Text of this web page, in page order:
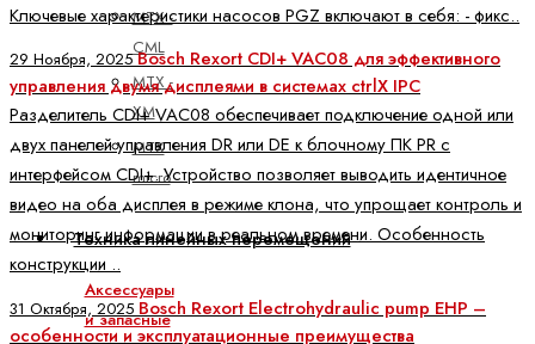
MTX -
CML
MTX -
XM
MTX
micro
Техника линейных перемещений
Аксессуары
и запасные
Ключевые характеристики насосов PGZ включают в себя: - фикс..
29 Ноября, 2025Bosch Rexort CDI+ VAC08 для эффективного
управления двумя дисплеями в системах ctrlX IPC
Разделитель CDI+ VAC08 обеспечивает подключение одной или
двух панелей управления DR или DE к блочному ПК PR с
интерфейсом CDI+. Устройство позволяет выводить идентичное
видео на оба дисплея в режиме клона, что упрощает контроль и
мониторинг информации в реальном времени. Особенность
конструкции ..
31 Октября, 2025 Bosch Rexort Electrohydraulic pump EHP –
особенности и эксплуатационные преимущества